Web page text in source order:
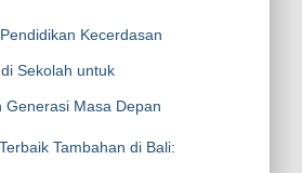
Kecerdasan
Sekolah untuk
Generasi Masa Depan
Tambahan di Bali: